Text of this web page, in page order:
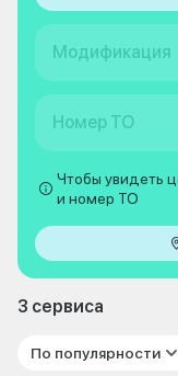
Модификация
Номер ТО
Чтобы увидеть
и номер ТО
3 сервиса
По популярности